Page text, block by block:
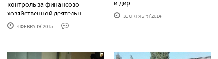
контроль за финансово-
хозяйственной деятельн......
4 ФЕВРАЛЯ'2015 1
и дир......
31 ОКТЯБРЯ'2014